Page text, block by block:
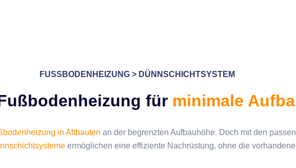
FUSSBODENHEIZUNG > DÜNNSCHICHTSYSTEM
für minimale
in Altbauten an der begrenzten Aufbauhöhe. Doch mit den
ermöglichen eine effiziente Nachrüstung, ohne die